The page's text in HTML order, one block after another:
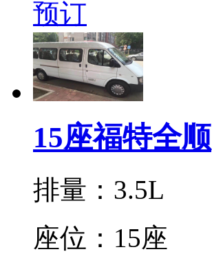
预订
15座福特全顺
排量：3.5L
座位：15座